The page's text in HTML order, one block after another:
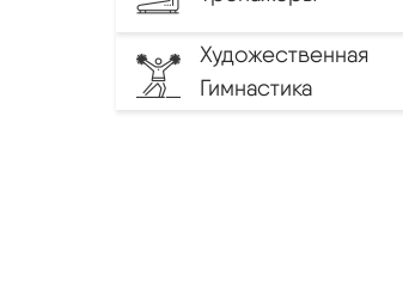
Художественная
Гимнастика